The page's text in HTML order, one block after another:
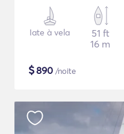
Iate à vela
51 ft
16 m
$890 /noite